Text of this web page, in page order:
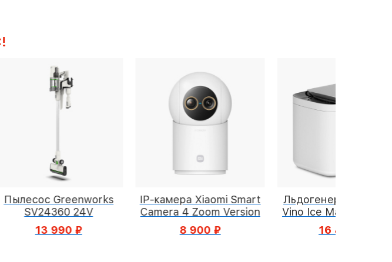
IP-камера Xiaomi Smart
Camera 4 Zoom Version
8 900 ₽
Льдогенератор Xiaomi
Vino Ice Machine Round
Ice 15kg VZB-15JA
16 490 ₽
Ароматический
KAORI с эфирными
маслами
390 ₽